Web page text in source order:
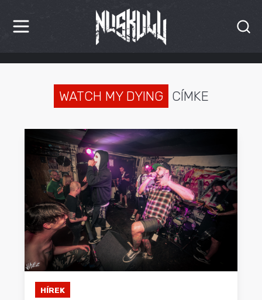
HÍREK
INTERJÚK
PREMIEREK
KULT
MÁSVILÁG
BLOG
WATCH MY DYING CÍMKE
HÍREK